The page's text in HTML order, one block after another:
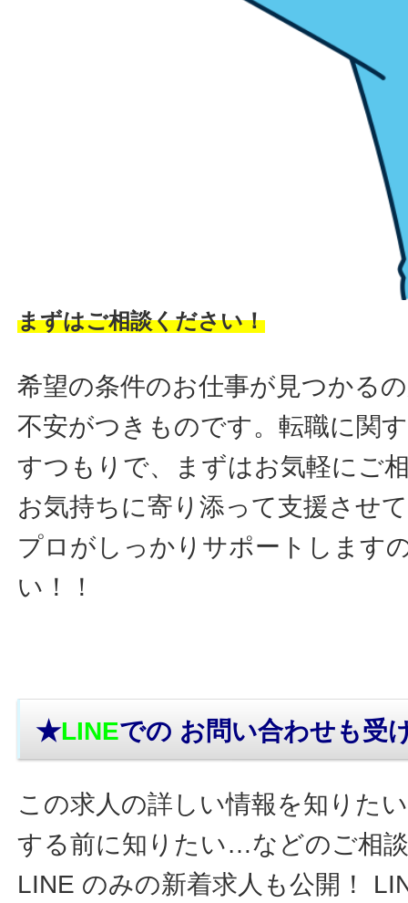
まずはご相談ください！
希望の条件のお仕事が見つかる
不安がつきものです。転職に関
すつもりで、まずはお気軽にご
お気持ちに寄り添って支援させ
プロがしっかりサポートします
い！！
★LINEでの お問い合わせも受
この求人の詳しい情報を知りた
する前に知りたい…などのご相
LINE のみの新着求人も公開！